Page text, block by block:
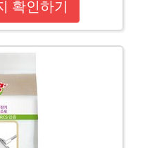
확인하기